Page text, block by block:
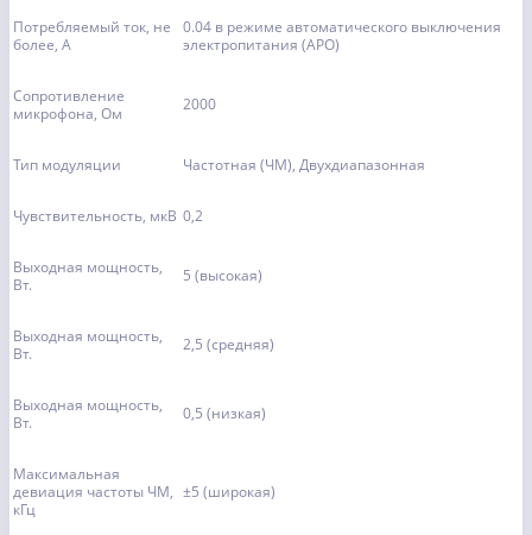
Потребляемый ток, не
более, А
0.04 в режиме автоматического выключения
электропитания (АРО)
Сопротивление
микрофона, Ом
2000
Тип модуляции Частотная (ЧМ), Двухдиапазонная
Чувствительность, мкВ 0,2
Выходная мощность,
Вт.
5 (высокая)
Выходная мощность,
Вт.
2,5 (средняя)
Выходная мощность,
Вт.
0,5 (низкая)
Максимальная
девиация частоты ЧМ,
кГц
±5 (широкая)